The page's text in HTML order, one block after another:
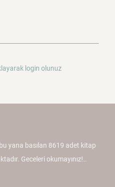
login olunuz
yana basılan 8619 adet kitap
Geceleri okumayınız!..